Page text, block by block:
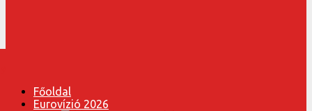
Főoldal
Eurovízió 2026